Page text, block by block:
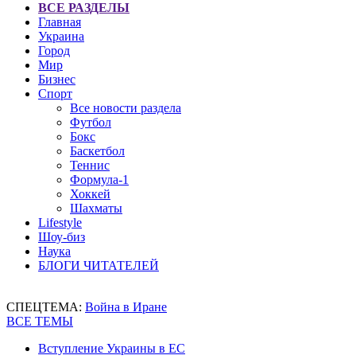
ВСЕ РАЗДЕЛЫ
Главная
Украина
Город
Мир
Бизнес
Спорт
Все новости раздела
Футбол
Бокс
Баскетбол
Теннис
Формула-1
Хоккей
Шахматы
Lifestyle
Шоу-биз
Наука
БЛОГИ ЧИТАТЕЛЕЙ
СПЕЦТЕМА: Война в Иране
ВСЕ ТЕМЫ
Вступление Украины в ЕС